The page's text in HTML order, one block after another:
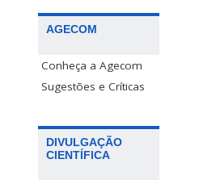
AGECOM
Conheça a Agecom
Sugestões e Críticas
DIVULGAÇÃO
CIENTÍFICA